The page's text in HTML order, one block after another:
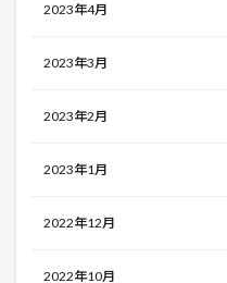
2023年4月
2023年3月
2023年2月
2023年1月
2022年12月
2022年10月